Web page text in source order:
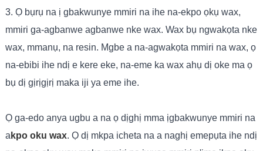
3. Ọ bụrụ na ị gbakwunye mmiri na ihe na-ekpo ọkụ wax,
mmiri ga-agbanwe agbanwe nke wax. Wax bụ ngwakọta nke
wax, mmanụ, na resin. Mgbe a na-agwakọta mmiri na wax, ọ
na-ebibi ihe ndị e kere eke, na-eme ka wax ahụ dị oke ma ọ
bụ dị gịrịgịrị maka iji ya eme ihe.
Ọ ga-edo anya ugbu a na ọ dịghị mma ịgbakwunye mmiri na
a kpo oku wax. Ọ dị mkpa icheta na a naghị emepụta ihe ndị